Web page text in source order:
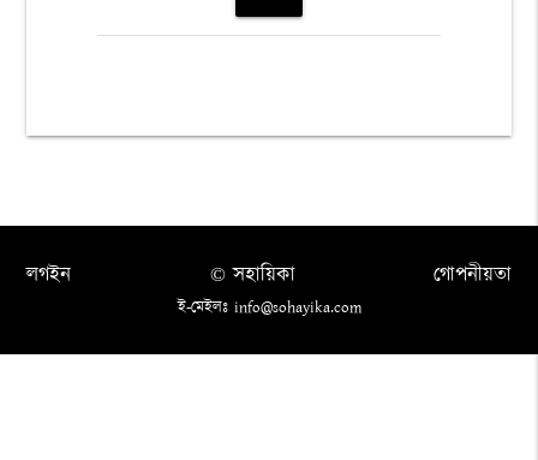
লগইন গোপনীয়তা
© সহায়িকা
ই-মেইলঃ info@sohayika.com